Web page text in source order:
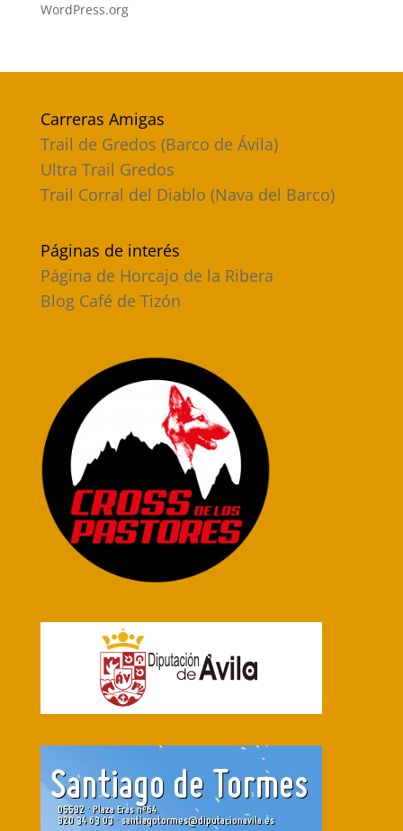
WordPress.org
Carreras Amigas
Trail de Gredos (Barco de Ávila)
Ultra Trail Gredos
Trail Corral del Diablo (Nava del Barco)
Páginas de interés
Página de Horcajo de la Ribera
Blog Café de Tizón